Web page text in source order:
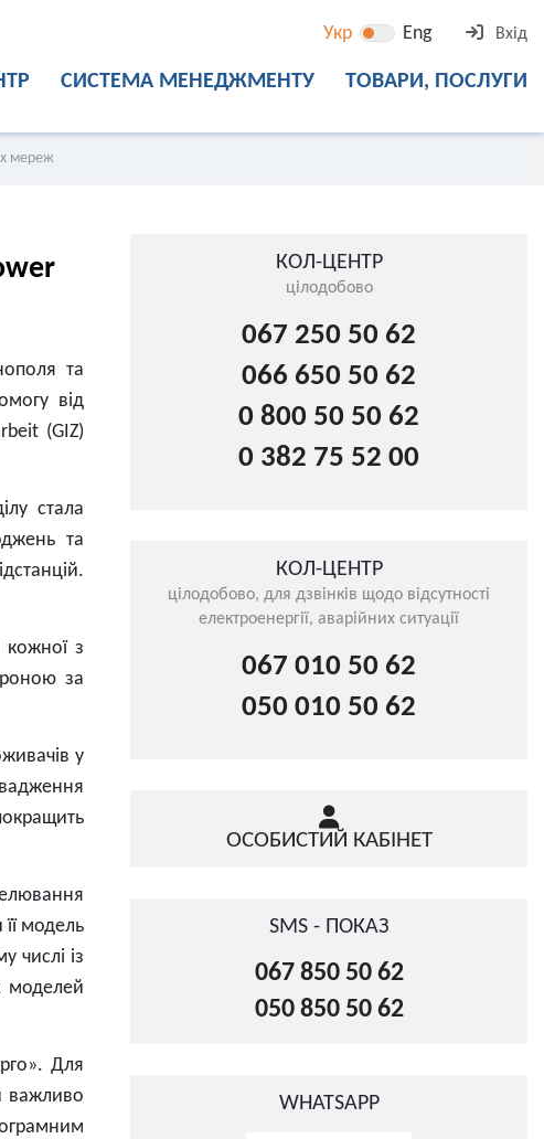
Укр Eng Вхід
СИСТЕМА МЕНЕДЖМЕНТУ ТОВАРИ, ПОСЛУГИ
мереж
та
від
(GIZ)
стала
та
кожної з
за
у
модель
числі із
моделей
Для
важливо
КОЛ-ЦЕНТР
цілодобово
067 250 50 62
066 650 50 62
0 800 50 50 62
0 382 75 52 00
КОЛ-ЦЕНТР
цілодобово, для дзвінків щодо відсутності
електроенергії, аварійних ситуації
067 010 50 62
050 010 50 62
ОСОБИСТИЙ КАБІНЕТ
SMS - ПОКАЗ
067 850 50 62
050 850 50 62
WHATSAPP